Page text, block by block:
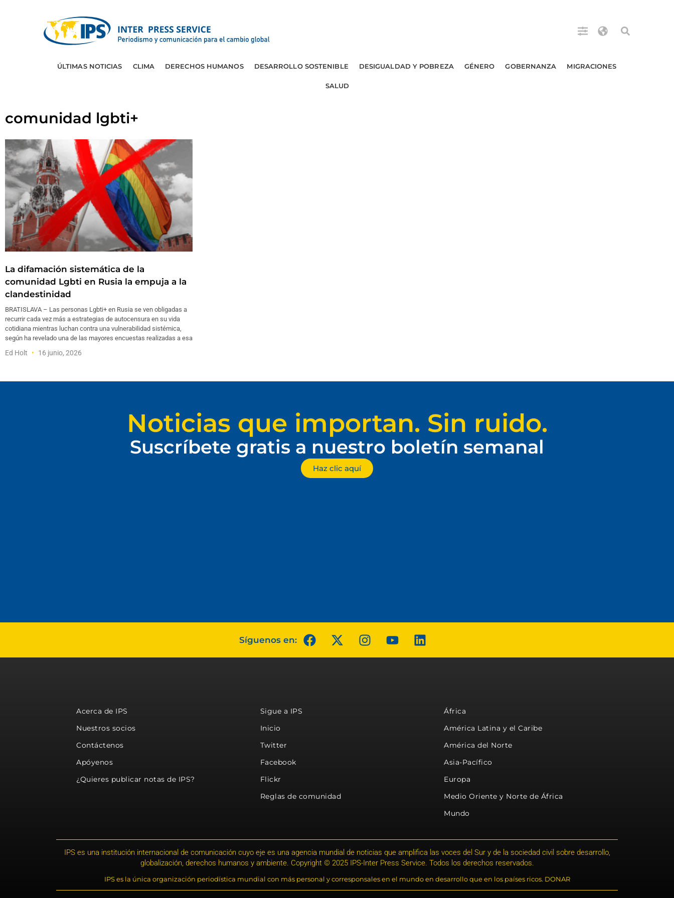
ÚLTIMAS NOTICIAS CLIMA DERECHOS HUMANOS DESARROLLO SOSTENIBLE DESIGUALDAD Y POBREZA GÉNERO GOBERNANZA MIGRACIONES
SALUD
comunidad lgbti+
La difamación sistemática de la
comunidad Lgbti en Rusia la empuja a la
clandestinidad
BRATISLAVA – Las personas Lgbti+ en Rusia se ven obligadas a
recurrir cada vez más a estrategias de autocensura en su vida
cotidiana mientras luchan contra una vulnerabilidad sistémica,
según ha revelado una de las mayores encuestas realizadas a esa
Ed Holt 16 junio, 2026
Noticias que importan. Sin ruido.
Suscríbete gratis a nuestro boletín semanal
Haz clic aquí
Síguenos en:
Acerca de IPS
Nuestros socios
Contáctenos
Apóyenos
¿Quieres publicar notas de IPS?
Sigue a IPS
Inicio
Twitter
Facebook
Flickr
Reglas de comunidad
África
América Latina y el Caribe
América del Norte
Asia-Pacífico
Europa
Medio Oriente y Norte de África
Mundo
IPS es una institución internacional de comunicación cuyo eje es una agencia mundial de noticias que amplifica las voces del Sur y de la sociedad civil sobre desarrollo,
globalización, derechos humanos y ambiente. Copyright © 2025 IPS-Inter Press Service. Todos los derechos reservados.
IPS es la única organización periodística mundial con más personal y corresponsales en el mundo en desarrollo que en los países ricos. DONAR